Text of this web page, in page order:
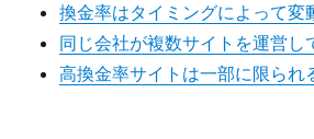
換金率はタイミングによって変
同じ会社が複数サイトを運営し
高換金率サイトは一部に限られ